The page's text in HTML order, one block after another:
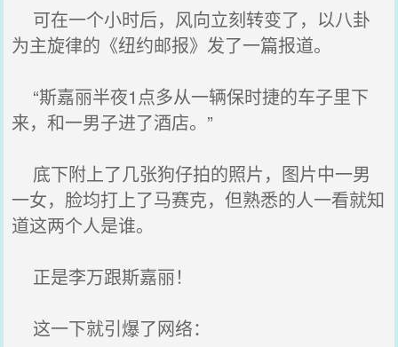
可在一个小时后，风向立刻转变了，以八卦
为主旋律的《纽约邮报》发了一篇报道。
“斯嘉丽半夜1点多从一辆保时捷的车子里下
来，和一男子进了酒店。”
底下附上了几张狗仔拍的照片，图片中一男
一女，脸均打上了马赛克，但熟悉的人一看就知
道这两个人是谁。
正是李万跟斯嘉丽！
这一下就引爆了网络：